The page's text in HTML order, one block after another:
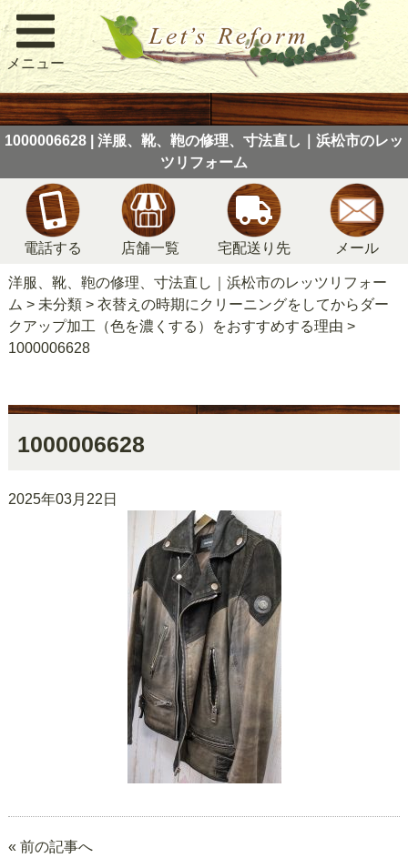
メニュー
1000006628 | 洋服、靴、鞄の修理、寸法直し｜浜松市のレッ
ツリフォーム
電話する 店舗一覧 宅配送り先 メール
洋服、靴、鞄の修理、寸法直し｜浜松市のレッツリフォー
ム > 未分類> 衣替えの時期にクリーニングをしてからダー
クアップ加工（色を濃くする）をおすすめする理由 >
1000006628
1000006628
2025年03月22日
« 前の記事へ